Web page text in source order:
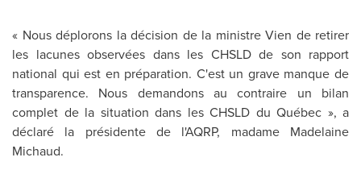
« Nous déplorons la décision de la ministre Vien de retirer
les lacunes observées dans les CHSLD de son rapport
national qui est en préparation. C'est un grave manque de
transparence. Nous demandons au contraire un bilan
complet de la situation dans les CHSLD du Québec », a
déclaré la présidente de l'AQRP, madame Madelaine
Michaud.